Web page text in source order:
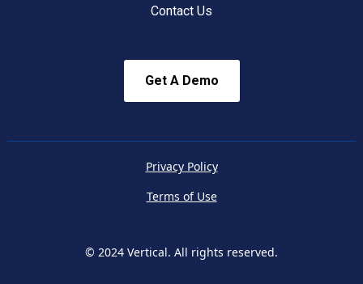
Contact Us
Get A Demo
© 2024 Vertical. All rights reserved.
Privacy Policy
Terms of Use